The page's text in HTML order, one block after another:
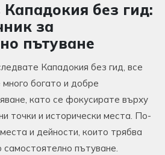
без гид:
за
пътуване
Кападокия без гид, все
богато и добре
като се фокусирате върху
точки и исторически места. По-
и дейности, които трябва
пътуване.